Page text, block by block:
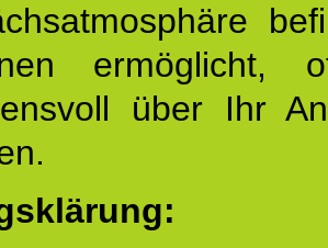
ermöglicht,
über Ihr